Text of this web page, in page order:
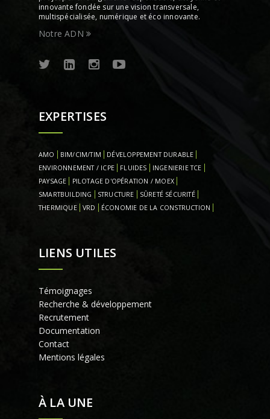
innovante fondée sur une vision transversale,
multispécialisée, numérique et éco innovante.
Notre ADN
EXPERTISES
AMO BIM/CIM/TIM
DÉVELOPPEMENT DURABLE
ENVIRONNEMENT / ICPE
FLUIDES
INGENIERIE TCE
PAYSAGE
PILOTAGE D'OPÉRATION / MOEX
SMARTBUILDING
STRUCTURE
SÛRETÉ SÉCURITÉ
THERMIQUE
VRD ÉCONOMIE DE LA CONSTRUCTION
LIENS UTILES
Témoignages
Recherche & développement
Recrutement
Documentation
Contact
Mentions légales
À LA UNE